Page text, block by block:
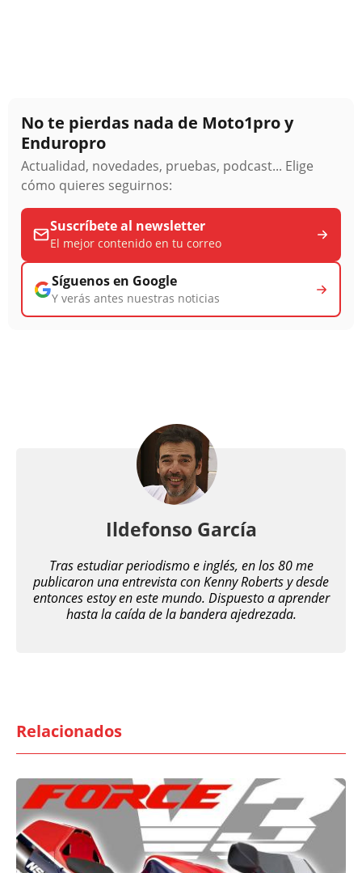
No te pierdas nada de Moto1pro y
Enduropro
Actualidad, novedades, pruebas, podcast... Elige
cómo quieres seguirnos:
Suscríbete al newsletter
El mejor contenido en tu correo
Síguenos en Google
Y verás antes nuestras noticias
Ildefonso García
Tras estudiar periodismo e inglés, en los 80 me
publicaron una entrevista con Kenny Roberts y desde
entonces estoy en este mundo. Dispuesto a aprender
hasta la caída de la bandera ajedrezada.
Relacionados